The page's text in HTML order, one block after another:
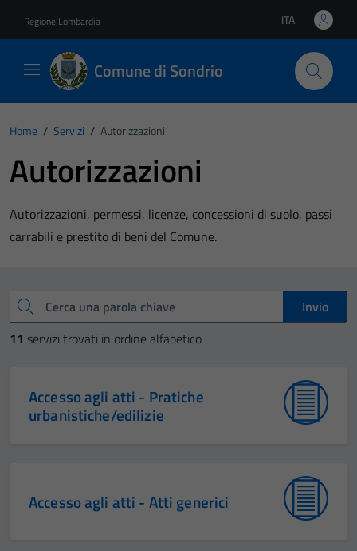
Regione Lombardia Lingua attiva:
ITA
Comune di Sondrio
Home / Servizi / Autorizzazioni
Autorizzazioni
Autorizzazioni, permessi, licenze, concessioni di suolo, passi
carrabili e prestito di beni del Comune.
Cerca una parola chiave
Invio
11 servizi trovati in ordine alfabetico
Accesso agli atti - Pratiche
urbanistiche/edilizie
Accesso agli atti - Atti generici